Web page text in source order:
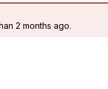
2 months ago.